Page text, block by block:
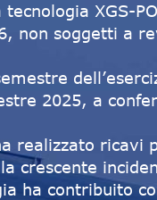
tecnologia XGS-
non soggetti a
2025, a
realizzato
crescente
ha contribuito